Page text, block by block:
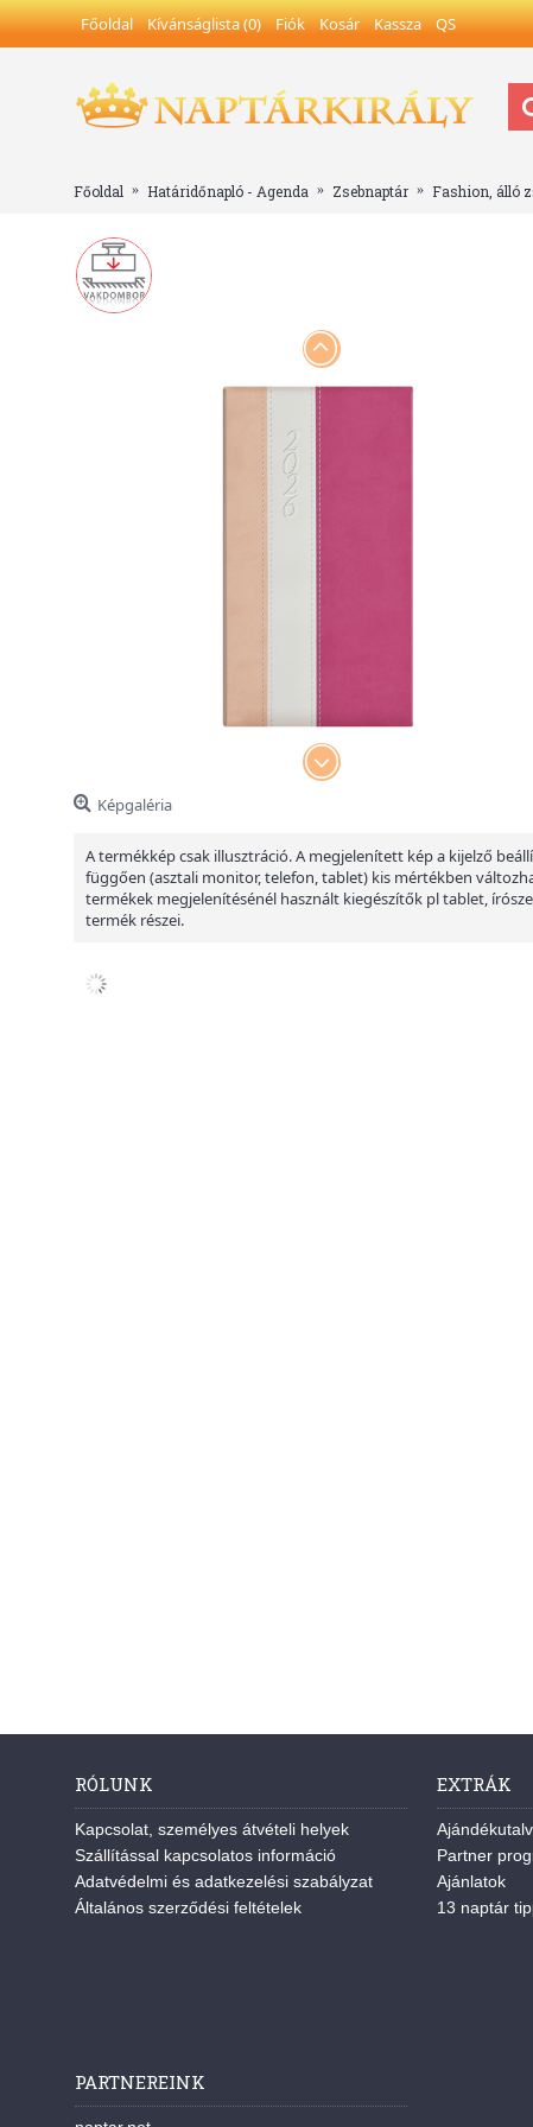
Főoldal Kívánságlista (0) Fiók Kosár Kassza QS
Főoldal Határidőnapló - Agenda Zsebnaptár Fashion, álló
Képgaléria
A termékkép csak illusztráció. A megjelenített kép a kijelző
függően (asztali monitor, telefon, tablet) kis mértékben
termékek megjelenítésénél használt kiegészítők pl tablet,
termék részei.
RÓLUNK
Kapcsolat, személyes átvételi helyek
Szállítással kapcsolatos információ
Adatvédelmi és adatkezelési szabályzat
Általános szerződési feltételek
EXTRÁK
Partner
Ajánlatok
13 naptár
PARTNEREINK